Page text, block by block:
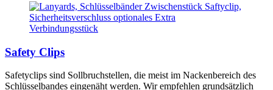
Safety Clips
Safetyclips sind Sollbruchstellen, die meist im Nackenbereich des
Schlüsselbandes eingenäht werden. Wir empfehlen grundsätzlich